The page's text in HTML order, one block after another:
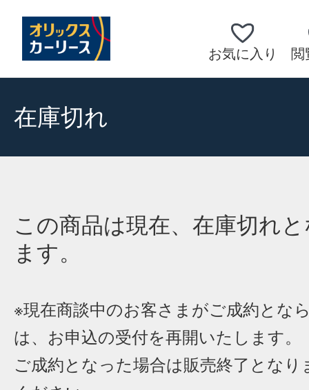
お気に入り 閲
在庫切れ
この商品は現在、在庫切れ
ます。
※現在商談中のお客さまがご成約とな
は、お申込の受付を再開いたします。
ご成約となった場合は販売終了となり